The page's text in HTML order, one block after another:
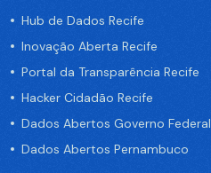
Hub de Dados Recife
Inovação Aberta Recife
Portal da Transparência Recife
Hacker Cidadão Recife
Dados Abertos Governo Federal
Dados Abertos Pernambuco